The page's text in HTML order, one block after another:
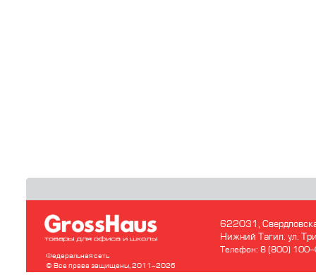
Федеральная сеть
© Все права защищены, 2011-2026
622031,
Нижний Тагил. ул.
Телефон: 8 (800)